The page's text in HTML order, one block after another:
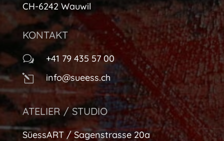
CH-6242 Wauwil
KONTAKT
w +41 79 435 57 00
l info@sueess.ch
ATELIER / STUDIO
SüessART / Sagenstrasse 20a